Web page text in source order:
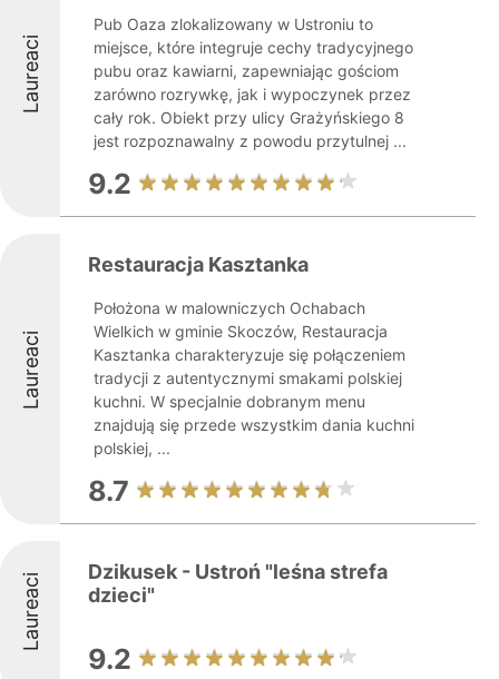
Laureaci
Pub Oaza zlokalizowany w Ustroniu to
miejsce, które integruje cechy tradycyjnego
pubu oraz kawiarni, zapewniając gościom
zarówno rozrywkę, jak i wypoczynek przez
cały rok. Obiekt przy ulicy Grażyńskiego 8
jest rozpoznawalny z powodu przytulnej ...
9.2
Laureaci
Restauracja Kasztanka
Położona w malowniczych Ochabach
Wielkich w gminie Skoczów, Restauracja
Kasztanka charakteryzuje się połączeniem
tradycji z autentycznymi smakami polskiej
kuchni. W specjalnie dobranym menu
znajdują się przede wszystkim dania kuchni
polskiej, ...
8.7
Laureaci
Dzikusek - Ustroń "leśna strefa
dzieci"
9.2